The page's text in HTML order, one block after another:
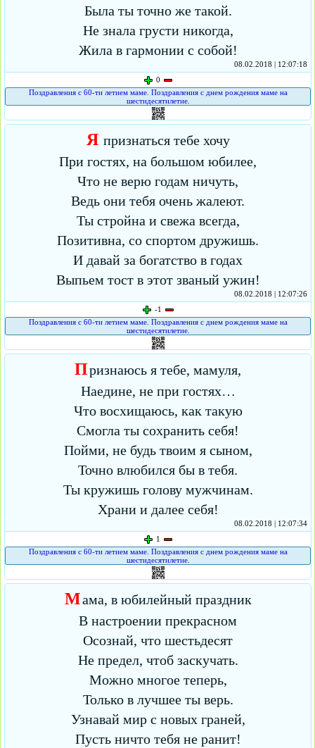
Была ты точно же такой.
Не знала грусти никогда,
Жила в гармонии с собой!
08.02.2018 | 12:07:18
0
Поздравления с 60-ти летием маме. Поздравления с днем рождения маме на
шестидесятилетие.
Я признаться тебе хочу
При гостях, на большом юбилее,
Что не верю годам ничуть,
Ведь они тебя очень жалеют.
Ты стройна и свежа всегда,
Позитивна, со спортом дружишь.
И давай за богатство в годах
Выпьем тост в этот званый ужин!
08.02.2018 | 12:07:26
-1
Поздравления с 60-ти летием маме. Поздравления с днем рождения маме на
шестидесятилетие.
Признаюсь я тебе, мамуля,
Наедине, не при гостях…
Что восхищаюсь, как такую
Смогла ты сохранить себя!
Пойми, не будь твоим я сыном,
Точно влюбился бы в тебя.
Ты кружишь голову мужчинам.
Храни и далее себя!
08.02.2018 | 12:07:34
1
Поздравления с 60-ти летием маме. Поздравления с днем рождения маме на
шестидесятилетие.
Мама, в юбилейный праздник
В настроении прекрасном
Осознай, что шестьдесят
Не предел, чтоб заскучать.
Можно многое теперь,
Только в лучшее ты верь.
Узнавай мир с новых граней,
Пусть ничто тебя не ранит!